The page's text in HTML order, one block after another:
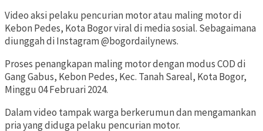
Video aksi pelaku pencurian motor atau maling motor di
Kebon Pedes, Kota Bogor viral di media sosial. Sebagaimana
diunggah di Instagram @bogordailynews.
Proses penangkapan maling motor dengan modus COD di
Gang Gabus, Kebon Pedes, Kec. Tanah Sareal, Kota Bogor,
Minggu 04 Februari 2024.
Dalam video tampak warga berkerumun dan mengamankan
pria yang diduga pelaku pencurian motor.